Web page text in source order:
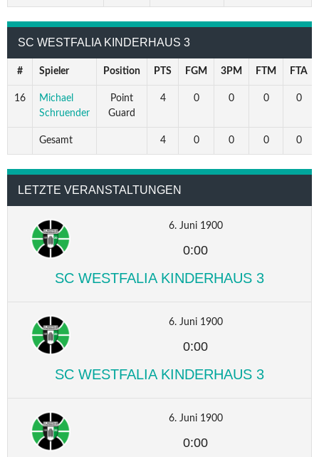
SC WESTFALIA KINDERHAUS 3
# Spieler Position PTS FGM 3PM FTM FTA
16
Michael
Schruender
Point
Guard
4 0 0 0 0
Gesamt 4 0 0 0 0
LETZTE VERANSTALTUNGEN
6. Juni 1900
0:00
SC WESTFALIA KINDERHAUS 3
6. Juni 1900
0:00
SC WESTFALIA KINDERHAUS 3
6. Juni 1900
0:00